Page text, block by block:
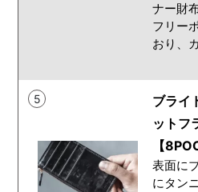
ナー財
フリー
おり、
5
ブライ
ットフ
【
表面に
にタン